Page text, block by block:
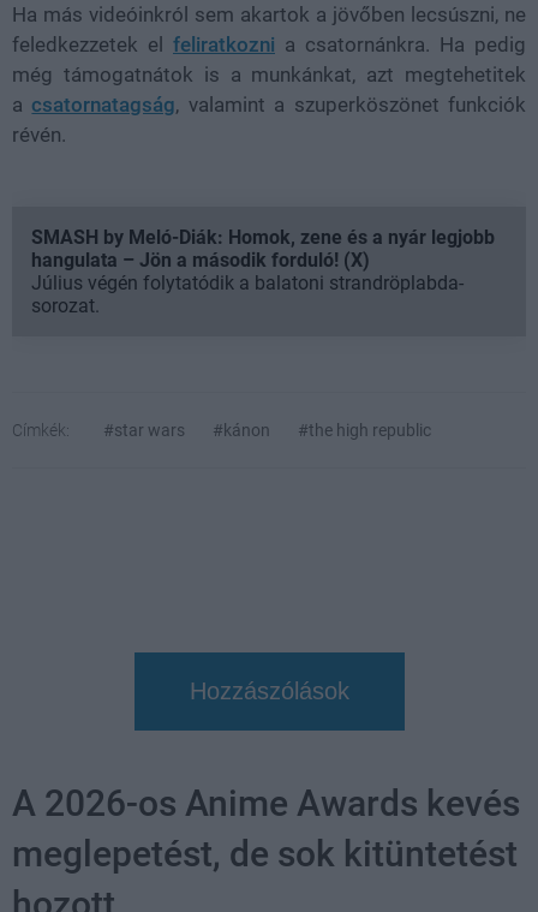
Ha más videóinkról sem akartok a jövőben lecsúszni, ne
feledkezzetek el feliratkozni a csatornánkra. Ha pedig
még támogatnátok is a munkánkat, azt megtehetitek
a csatornatagság, valamint a szuperköszönet funkciók
révén.
SMASH by Meló-Diák: Homok, zene és a nyár legjobb
hangulata – Jön a második forduló! (X)
Július végén folytatódik a balatoni strandröplabda-
sorozat.
Címkék: #star wars #kánon #the high republic
Hozzászólások
A 2026-os Anime Awards kevés
meglepetést, de sok kitüntetést